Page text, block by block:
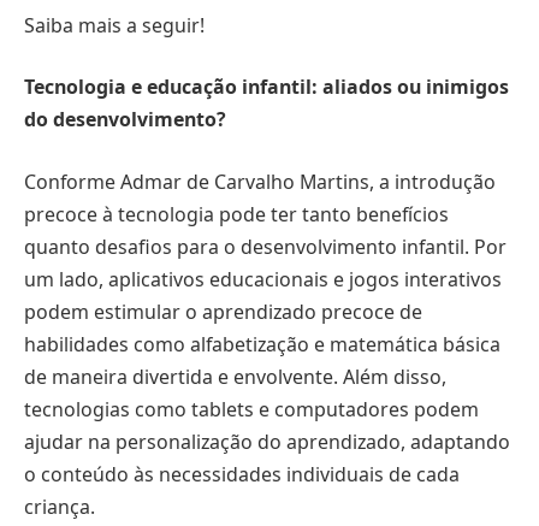
Saiba mais a seguir!
Tecnologia e educação infantil: aliados ou inimigos
do desenvolvimento?
Conforme Admar de Carvalho Martins, a introdução
precoce à tecnologia pode ter tanto benefícios
quanto desafios para o desenvolvimento infantil. Por
um lado, aplicativos educacionais e jogos interativos
podem estimular o aprendizado precoce de
habilidades como alfabetização e matemática básica
de maneira divertida e envolvente. Além disso,
tecnologias como tablets e computadores podem
ajudar na personalização do aprendizado, adaptando
o conteúdo às necessidades individuais de cada
criança.